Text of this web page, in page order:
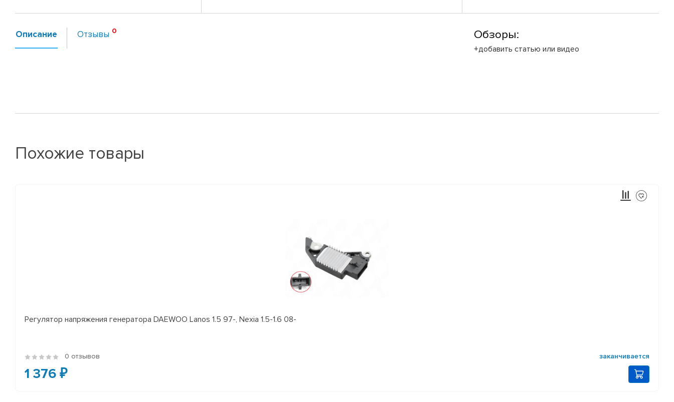
Описание Отзывы Обзоры:
+добавить статью или видео
Похожие товары
Регулятор напряжения генератора DAEWOO Lanos 1.5 97-, Nexia 1.5-1.6 08-
0 отзывов заканчивается
1 376 ₽